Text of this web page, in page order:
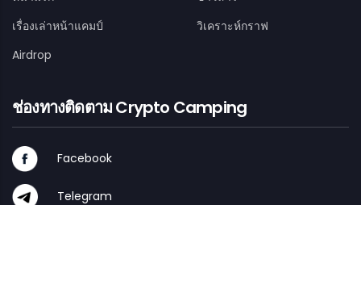
เรื่องเล่าหน้าแคมป์
วิเคราะห์กราฟ
Airdrop
ช่องทางติดตาม Crypto Camping
Facebook
Telegram